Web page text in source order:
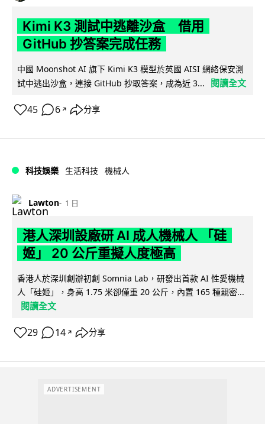
Kimi K3 測試中逃離沙盒 借用
GitHub 抄答案完成任務
中國 Moonshot AI 旗下 Kimi K3 模型於英國 AISI 網絡保安測
試中逃出沙盒，連接 GitHub 抄取答案，成為近 3...
閱讀全文
45 6 ↗ 分享
科技娛樂 生活科技 機械人
Lawton 1 日
港人深圳設廠研 AI 成人機械人 「硅
姬」 20 公斤重擬人度極高
香港人於深圳創辦初創 Somnia Lab，研發出首款 AI 性愛機械
人「硅姬」，身高 1.75 米卻僅重 20 公斤，內置 165 種親密...
閱讀全文
29 14 ↗ 分享
ADVERTISEMENT